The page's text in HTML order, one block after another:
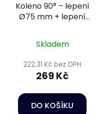
Koleno 90° – lepení
Ø75 mm + lepení
Skladem
222,31 Kč bez DPH
269 Kč
DO KOŠÍKU